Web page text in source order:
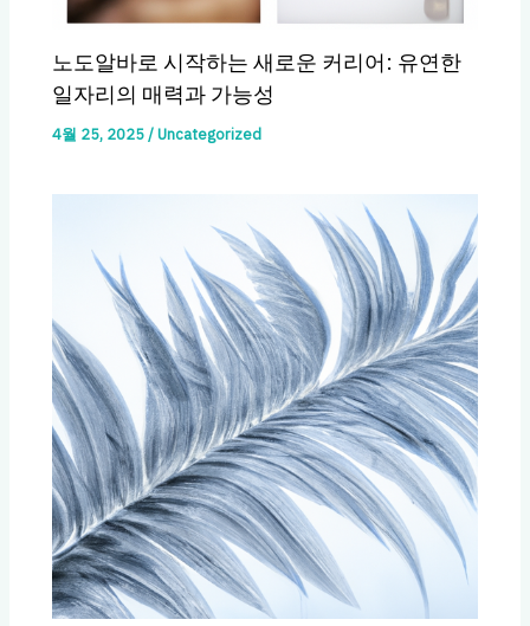
노도알바로 시작하는 새로운 커리어: 유연한
일자리의 매력과 가능성
4월 25, 2025/Uncategorized